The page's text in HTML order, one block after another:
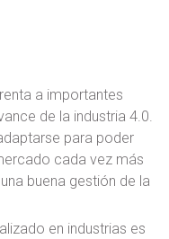
a importantes
de la industria 4.0.
para poder
cada vez más
buena gestión de la
en industrias es